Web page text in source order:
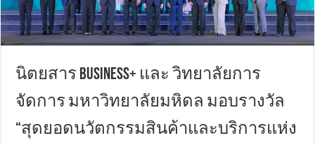
นิตยสาร Business+ และ วิทยาลัยการ
จัดการ มหาวิทยาลัยมหิดล มอบรางวัล
“สุดยอดนวัตกรรมสินค้าและบริการแห่ง